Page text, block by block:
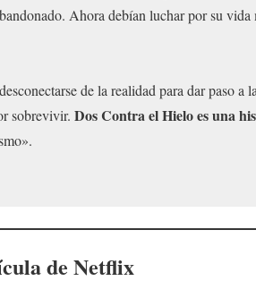
Ahora debían luchar por su vida
de la realidad para dar paso a
sobrevivir. Dos Contra el Hielo es una
de Netflix